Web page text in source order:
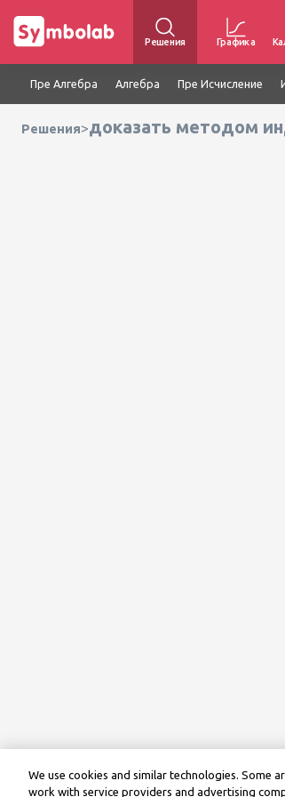
Решения Графика
Пре Алгебра Алгебра Пре Исчисление
Решения>доказать методом
We use cookies and similar technologies. Some
work with service providers and advertising